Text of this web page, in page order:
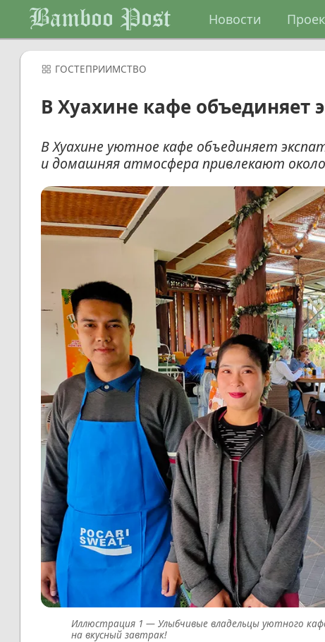
Bamboo Post Новости
ГОСТЕПРИИМСТВО
В Хуахине кафе объединяет
В Хуахине уютное кафе объединяет
и домашняя атмосфера привлекают
Улыбчивые владельцы уютного
на вкусный завтрак!